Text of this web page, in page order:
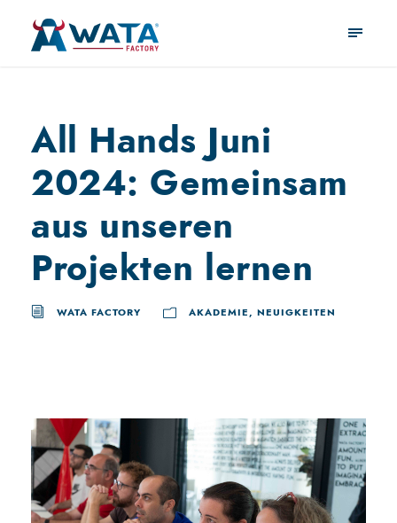
All Hands Juni
2024: Gemeinsam
aus unseren
Projekten lernen
WATA FACTORY AKADEMIE, NEUIGKEITEN